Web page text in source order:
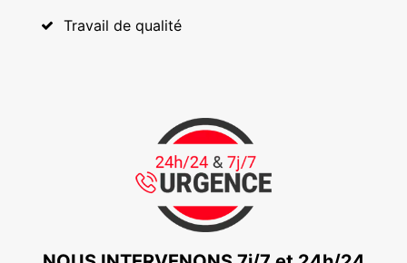
Travail de qualité